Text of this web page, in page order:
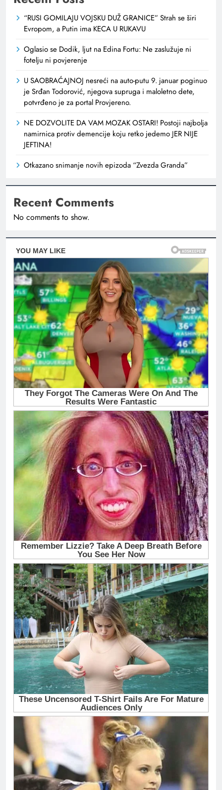
“RUSI GOMILAJU VOJSKU DUŽ GRANICE” Strah se širi
Evropom, a Putin ima KECA U RUKAVU
Oglasio se Dodik, ljut na Edina Fortu: Ne zaslužuje ni
fotelju ni povjerenje
U SAOBRAĆAJNOJ nesreći na auto-putu 9. januar poginuo
je Srđan Todorović, njegova supruga i maloletno dete,
potvrđeno je za portal Provjereno.
NE DOZVOLITE DA VAM MOZAK OSTARI! Postoji najbolja
namirnica protiv demencije koju retko jedemo JER NIJE
JEFTINA!
Otkazano snimanje novih epizoda “Zvezda Granda”
Recent Comments
No comments to show.